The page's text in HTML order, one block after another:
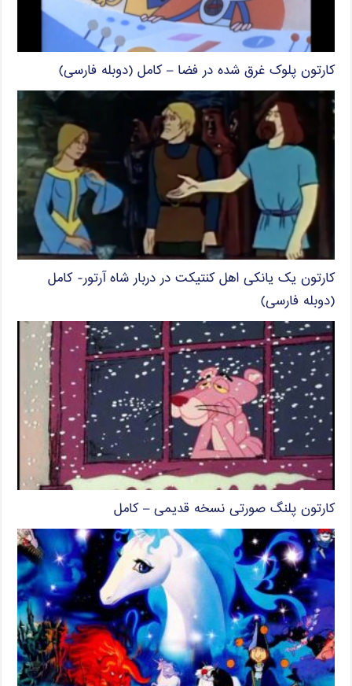
کارتون پلوک غرق شده در فضا – کامل (دوبله فارسی)
کارتون یک یانکی اهل کنتیکت در دربار شاه آرتور- کامل
(دوبله فارسی)
کارتون پلنگ صورتی نسخه قدیمی – کامل